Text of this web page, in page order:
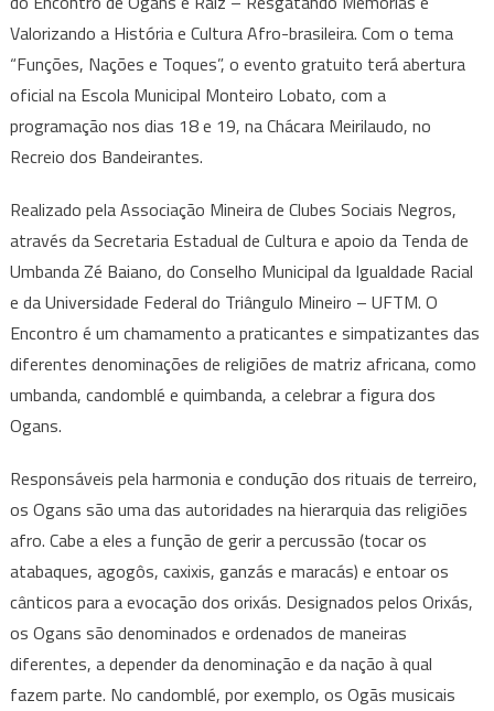
do
Encontro
de
Ogans
neste
em
Uberaba
Valorizando a História e Cultura Afro-brasileira. Com o tema
“Funções, Nações e Toques”, o evento gratuito terá abertura
oficial na Escola Municipal Monteiro Lobato, com a
programação nos dias 18 e 19, na Chácara Meirilaudo, no
Recreio dos Bandeirantes.
Realizado pela Associação Mineira de Clubes Sociais Negros,
através da Secretaria Estadual de Cultura e apoio da Tenda de
Umbanda Zé Baiano, do Conselho Municipal da Igualdade Racial
e da Universidade Federal do Triângulo Mineiro – UFTM. O
Encontro é um chamamento a praticantes e simpatizantes das
diferentes denominações de religiões de matriz africana, como
umbanda, candomblé e quimbanda, a celebrar a figura dos
Ogans.
Responsáveis pela harmonia e condução dos rituais de terreiro,
os Ogans são uma das autoridades na hierarquia das religiões
afro. Cabe a eles a função de gerir a percussão (tocar os
atabaques, agogôs, caxixis, ganzás e maracás) e entoar os
cânticos para a evocação dos orixás. Designados pelos Orixás,
os Ogans são denominados e ordenados de maneiras
diferentes, a depender da denominação e da nação à qual
fazem parte. No candomblé, por exemplo, os Ogãs musicais